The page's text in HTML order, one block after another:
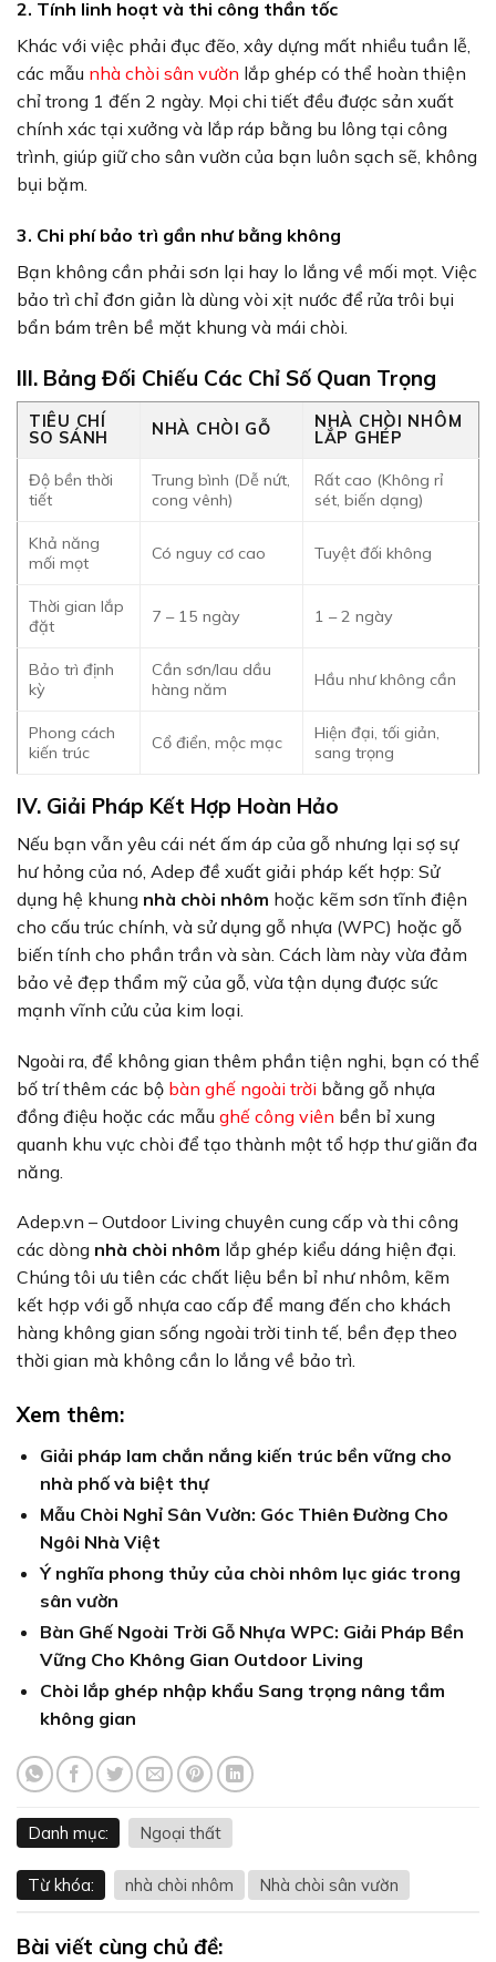
2. Tính linh hoạt và thi công thần tốc
Khác với việc phải đục đẽo, xây dựng mất nhiều tuần lễ,
các mẫu nhà chòi sân vườn lắp ghép có thể hoàn thiện
chỉ trong 1 đến 2 ngày. Mọi chi tiết đều được sản xuất
chính xác tại xưởng và lắp ráp bằng bu lông tại công
trình, giúp giữ cho sân vườn của bạn luôn sạch sẽ, không
bụi bặm.
3. Chi phí bảo trì gần như bằng không
Bạn không cần phải sơn lại hay lo lắng về mối mọt. Việc
bảo trì chỉ đơn giản là dùng vòi xịt nước để rửa trôi bụi
bẩn bám trên bề mặt khung và mái chòi.
III. Bảng Đối Chiếu Các Chỉ Số Quan Trọng
TIÊU CHÍ
SO SÁNH
NHÀ CHÒI GỖ
NHÀ CHÒI NHÔM
LẮP GHÉP
Độ bền thời
tiết
Trung bình (Dễ nứt,
cong vênh)
Rất cao (Không rỉ
sét, biến dạng)
Khả năng
mối mọt
Có nguy cơ cao Tuyệt đối không
Thời gian lắp
đặt
7 – 15 ngày 1 – 2 ngày
Bảo trì định
kỳ
Cần sơn/lau dầu
hàng năm
Hầu như không cần
Phong cách
kiến trúc
Cổ điển, mộc mạc
Hiện đại, tối giản,
sang trọng
IV. Giải Pháp Kết Hợp Hoàn Hảo
Nếu bạn vẫn yêu cái nét ấm áp của gỗ nhưng lại sợ sự
hư hỏng của nó, Adep đề xuất giải pháp kết hợp: Sử
dụng hệ khung nhà chòi nhôm hoặc kẽm sơn tĩnh điện
cho cấu trúc chính, và sử dụng gỗ nhựa (WPC) hoặc gỗ
biến tính cho phần trần và sàn. Cách làm này vừa đảm
bảo vẻ đẹp thẩm mỹ của gỗ, vừa tận dụng được sức
mạnh vĩnh cửu của kim loại.
Ngoài ra, để không gian thêm phần tiện nghi, bạn có thể
bố trí thêm các bộ bàn ghế ngoài trời bằng gỗ nhựa
đồng điệu hoặc các mẫu ghế công viên bền bỉ xung
quanh khu vực chòi để tạo thành một tổ hợp thư giãn đa
năng.
Adep.vn – Outdoor Living chuyên cung cấp và thi công
các dòng nhà chòi nhôm lắp ghép kiểu dáng hiện đại.
Chúng tôi ưu tiên các chất liệu bền bỉ như nhôm, kẽm
kết hợp với gỗ nhựa cao cấp để mang đến cho khách
hàng không gian sống ngoài trời tinh tế, bền đẹp theo
thời gian mà không cần lo lắng về bảo trì.
Xem thêm:
Giải pháp lam chắn nắng kiến trúc bền vững cho
nhà phố và biệt thự
Mẫu Chòi Nghỉ Sân Vườn: Góc Thiên Đường Cho
Ngôi Nhà Việt
Ý nghĩa phong thủy của chòi nhôm lục giác trong
sân vườn
Bàn Ghế Ngoài Trời Gỗ Nhựa WPC: Giải Pháp Bền
Vững Cho Không Gian Outdoor Living
Chòi lắp ghép nhập khẩu Sang trọng nâng tầm
không gian
Danh mục: Ngoại thất
Từ khóa: nhà chòi nhôm Nhà chòi sân vườn
Bài viết cùng chủ đề: